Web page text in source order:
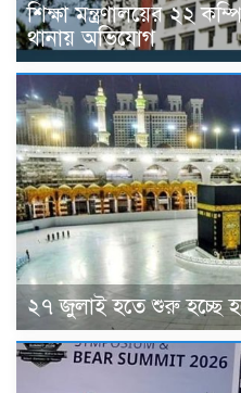
শিক্ষা মন্ত্রণালয়ের ২২
থানায় অভিযোগ
২৭ জুলাই হতে শুরু হচ্ছে